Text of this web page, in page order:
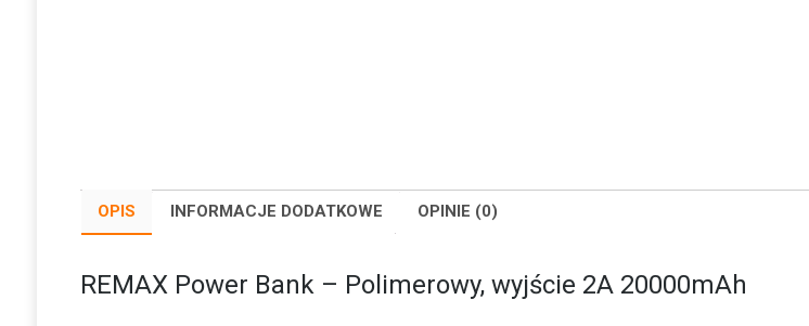
OPIS INFORMACJE DODATKOWE OPINIE (0)
REMAX Power Bank – Polimerowy, wyjście 2A 20000mAh